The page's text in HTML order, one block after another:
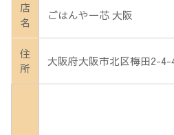
店
名
ごはんや一芯 大阪
住
所
大阪府大阪市北区梅田2-